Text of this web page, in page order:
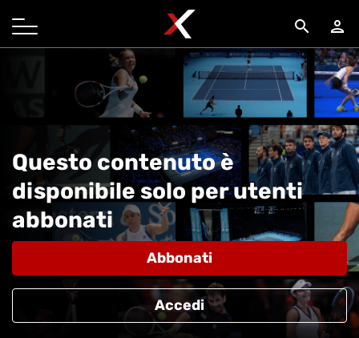
search person
Questo contenuto è
disponibile solo per utenti
abbonati
Abbonati
Accedi